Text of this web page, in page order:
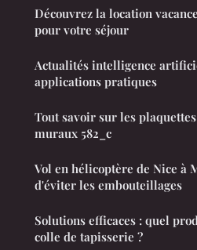
Découvrez la location
pour votre séjour
Actualités intelligence
applications pratiques
Tout savoir sur les
muraux 582_c
Vol en hélicoptère de Nice à
d'éviter les embouteillages
Solutions efficaces : quel
colle de tapisserie ?